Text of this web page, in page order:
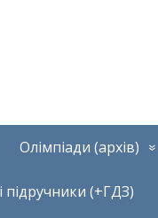
Олімпіади (архів)
підручники (+ГДЗ)